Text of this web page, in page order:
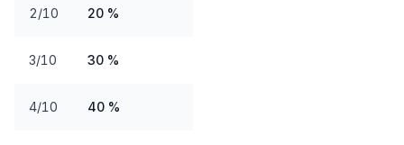
2/10 20 %
3/10 30 %
4/10 40 %